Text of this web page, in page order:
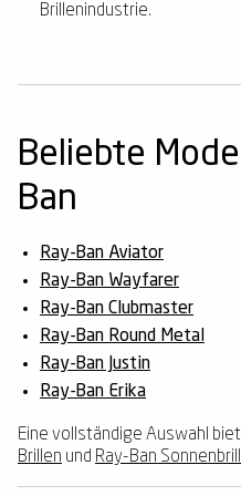
Brillenindustrie.
Beliebte
Ban
Ray-Ban Aviator
Ray-Ban Wayfarer
Ray-Ban Clubmaster
Ray-Ban Round Metal
Ray-Ban Justin
Ray-Ban Erika
Eine vollständige Auswahl
Brillen und Ray-Ban